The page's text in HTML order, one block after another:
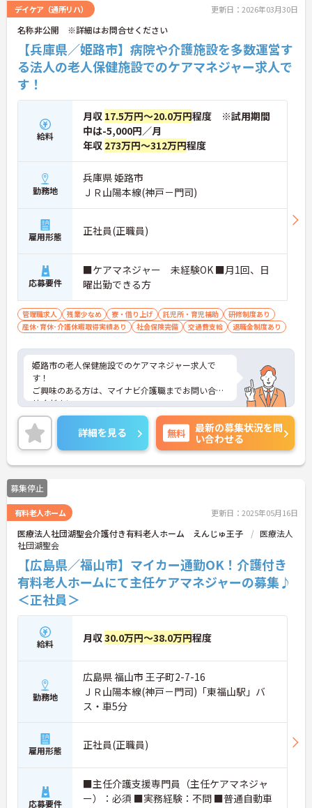
デイケア（通所リハ） 更新日：2026年03月30日
名称非公開 ※詳細はお問合せください
【兵庫県／姫路市】病院や介護施設を多数運営す
る法人の老人保健施設でのケアマネジャー求人で
す！
給料
月収 17.5万円～20.0万円程度 ※試用期間
中は-5,000円／月
年収 273万円～312万円程度
勤務地
兵庫県 姫路市
ＪＲ山陽本線(神戸－門司)
雇用形態 正社員(正職員)
応募要件
■ケアマネジャー 未経験OK ■月1回、日
曜出勤できる方
管理職求人 残業少なめ 寮・借り上げ 託児所・育児補助
研修制度あり
産休･育休･介護休暇取得実績あり
社会保険完備 交通費支給 退職金制度あり
姫路市の老人保健施設でのケアマネジャー求人で
す！
ご興味のある方は、マイナビ介護職までお問い合わ
せください。
詳細を見る 無料
最新の募集状況を問
い合わせる
募集停止
有料老人ホーム 更新日：2025年05月16日
医療法人社団湖聖会介護付き有料老人ホーム えんじゅ王子
医療法人
社団湖聖会
【広島県／福山市】マイカー通勤OK！介護付き
有料老人ホームにて主任ケアマネジャーの募集♪
＜正社員＞
給料 月収30.0万円～38.0万円程度
勤務地
広島県 福山市 王子町2-7-16
ＪＲ山陽本線(神戸－門司)「東福山駅」バ
ス・車5分
雇用形態 正社員(正職員)
応募要件
■主任介護支援専門員（主任ケアマネジャ
ー）：必須 ■実務経験：不問 ■普通自動車